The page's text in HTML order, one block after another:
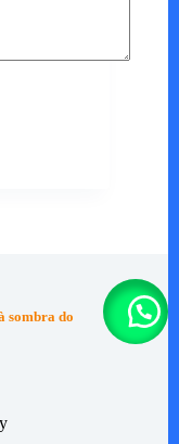
sombra do